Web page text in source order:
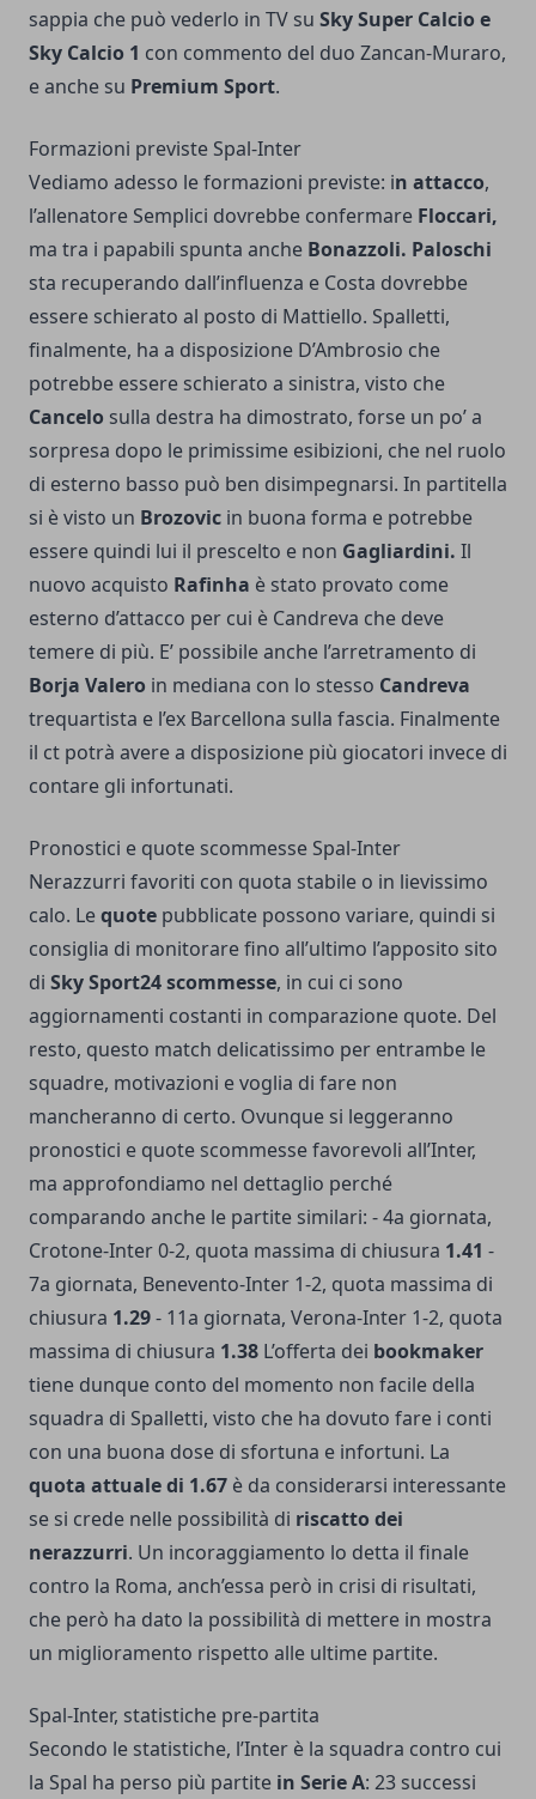
sappia che può vederlo in TV su Sky Super Calcio e
Sky Calcio 1 con commento del duo Zancan-Muraro,
e anche su Premium Sport.
Formazioni previste Spal-Inter
Vediamo adesso le formazioni previste: in attacco,
l’allenatore Semplici dovrebbe confermare Floccari,
ma tra i papabili spunta anche Bonazzoli. Paloschi
sta recuperando dall’influenza e Costa dovrebbe
essere schierato al posto di Mattiello. Spalletti,
finalmente, ha a disposizione D’Ambrosio che
potrebbe essere schierato a sinistra, visto che
Cancelo sulla destra ha dimostrato, forse un po’ a
sorpresa dopo le primissime esibizioni, che nel ruolo
di esterno basso può ben disimpegnarsi. In partitella
si è visto un Brozovic in buona forma e potrebbe
essere quindi lui il prescelto e non Gagliardini. Il
nuovo acquisto Rafinha è stato provato come
esterno d’attacco per cui è Candreva che deve
temere di più. E’ possibile anche l’arretramento di
Borja Valero in mediana con lo stesso Candreva
trequartista e l’ex Barcellona sulla fascia. Finalmente
il ct potrà avere a disposizione più giocatori invece di
contare gli infortunati.
Pronostici e quote scommesse Spal-Inter
Nerazzurri favoriti con quota stabile o in lievissimo
calo. Lequote pubblicate possono variare, quindi si
consiglia di monitorare fino all’ultimo l’apposito sito
di Sky Sport24 scommesse, in cui ci sono
aggiornamenti costanti in comparazione quote. Del
resto, questo match delicatissimo per entrambe le
squadre, motivazioni e voglia di fare non
mancheranno di certo. Ovunque si leggeranno
pronostici e quote scommesse favorevoli all’Inter,
ma approfondiamo nel dettaglio perché
comparando anche le partite similari: - 4a giornata,
Crotone-Inter 0-2, quota massima di chiusura 1.41 -
7a giornata, Benevento-Inter 1-2, quota massima di
chiusura 1.29- 11a giornata, Verona-Inter 1-2, quota
massima di chiusura 1.38 L’offerta dei bookmaker
tiene dunque conto del momento non facile della
squadra di Spalletti, visto che ha dovuto fare i conti
con una buona dose di sfortuna e infortuni. La
quota attuale di 1.67 è da considerarsi interessante
se si crede nelle possibilità di riscatto dei
nerazzurri. Un incoraggiamento lo detta il finale
contro la Roma, anch’essa però in crisi di risultati,
che però ha dato la possibilità di mettere in mostra
un miglioramento rispetto alle ultime partite.
Spal-Inter, statistiche pre-partita
Secondo le statistiche, l’Inter è la squadra contro cui
la Spal ha perso più partite in Serie A: 23 successi